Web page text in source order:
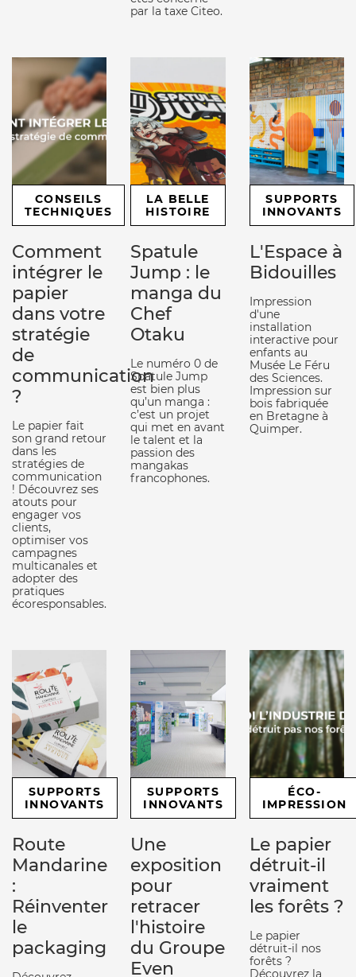
par la taxe Citeo.
CONSEILS
TECHNIQUES
Comment
intégrer le
papier
dans votre
stratégie
de
communication
?
Le papier fait
son grand retour
dans les
stratégies de
communication
! Découvrez ses
atouts pour
engager vos
clients,
optimiser vos
campagnes
multicanales et
adopter des
pratiques
écoresponsables.
LA BELLE
HISTOIRE
Spatule
Jump : le
manga du
Chef
Otaku
Le numéro 0 de
Spatule Jump
est bien plus
qu’un manga :
c’est un projet
qui met en avant
le talent et la
passion des
mangakas
francophones.
SUPPORTS
INNOVANTS
L'Espace à
Bidouilles
Impression
d'une
installation
interactive pour
enfants au
Musée Le Féru
des Sciences.
Impression sur
bois fabriquée
en Bretagne à
Quimper.
SUPPORTS
INNOVANTS
Route
Mandarine
:
Réinventer
le
packaging
SUPPORTS
INNOVANTS
Une
exposition
pour
retracer
l'histoire
du Groupe
Even
ÉCO-
IMPRESSION
Le papier
détruit-il
vraiment
les forêts ?
Le papier
détruit-il nos
forêts ?
Découvrez la